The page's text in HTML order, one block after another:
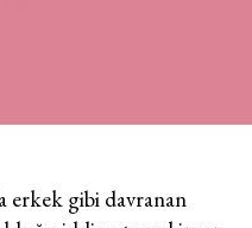
erkek gibi davranan